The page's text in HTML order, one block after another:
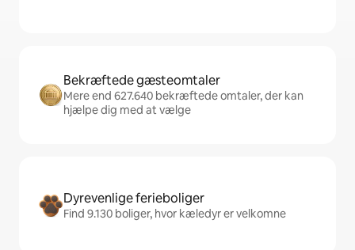
Bekræftede gæsteomtaler
Mere end 627.640 bekræftede omtaler, der kan
hjælpe dig med at vælge
Dyrevenlige ferieboliger
Find 9.130 boliger, hvor kæledyr er velkomne